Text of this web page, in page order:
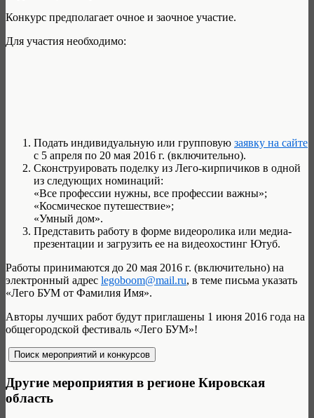
Конкурс предполагает очное и заочное участие.
Для участия необходимо:
Подать индивидуальную или групповую заявку на сайте
с 5 апреля по 20 мая 2016 г. (включительно).
Сконструировать поделку из Лего-кирпичиков в одной
из следующих номинаций:
«Все профессии нужны, все профессии важны»;
«Космическое путешествие»;
«Умный дом».
Представить работу в форме видеоролика или медиа-
презентации и загрузить ее на видеохостинг Ютуб.
Работы принимаются до 20 мая 2016 г. (включительно) на
электронный адрес legoboom@mail.ru, в теме письма указать
«Лего БУМ от Фамилия Имя».
Авторы лучших работ будут приглашены 1 июня 2016 года на
общегородской фестиваль «Лего БУМ»!
Другие мероприятия в регионе Кировская
область